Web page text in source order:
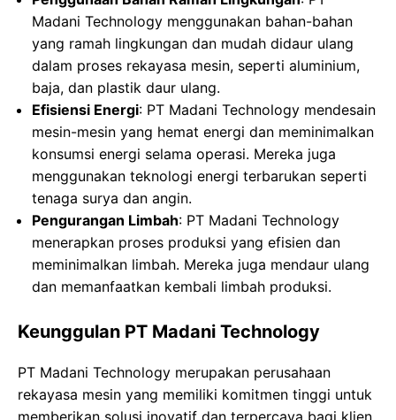
Madani Technology menggunakan bahan-bahan
yang ramah lingkungan dan mudah didaur ulang
dalam proses rekayasa mesin, seperti aluminium,
baja, dan plastik daur ulang.
Efisiensi Energi: PT Madani Technology mendesain
mesin-mesin yang hemat energi dan meminimalkan
konsumsi energi selama operasi. Mereka juga
menggunakan teknologi energi terbarukan seperti
tenaga surya dan angin.
Pengurangan Limbah: PT Madani Technology
menerapkan proses produksi yang efisien dan
meminimalkan limbah. Mereka juga mendaur ulang
dan memanfaatkan kembali limbah produksi.
Keunggulan PT Madani Technology
PT Madani Technology merupakan perusahaan
rekayasa mesin yang memiliki komitmen tinggi untuk
memberikan solusi inovatif dan terpercaya bagi klien.